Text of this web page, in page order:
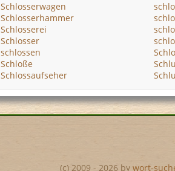
Schlosserwagen
Schlosserhammer
Schlosserei
Schlosser
schlossen
Schloße
Schlossaufseher
(c) 2009 - 2026 by wort-